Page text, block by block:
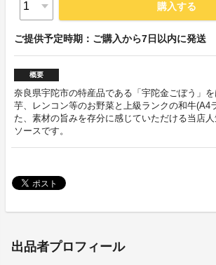
購入する
ご提供予定時期：ご購入から7日以内に発送
概要
奈良県宇陀市の特産品である「宇陀金ごぼう」
芋、レンコン等のお野菜と上級ランクの和牛(A4
た、素材の旨みを存分に感じていただける当店
ソースです。
出品者プロフィール